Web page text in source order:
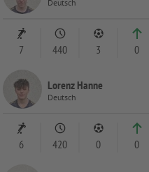
Deutsch
7 440 3 0
Lorenz Hanne
Deutsch
6 420 0 0